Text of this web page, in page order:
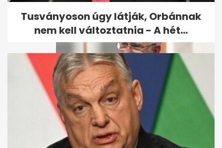
Tusványoson úgy látják, Orbánnak
nem kell változtatnia - A hét...